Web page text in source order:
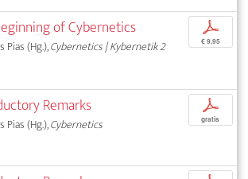
of Cybernetics
Pias (Hg.),Cybernetics | Kybernetik 2
p
€ 9,95
Remarks
Pias (Hg.),Cybernetics
p
gratis